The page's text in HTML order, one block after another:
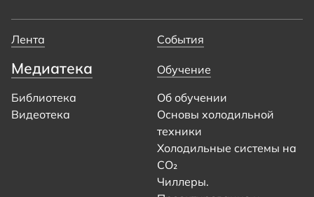
Лента События
Медиатека
Библиотека
Видеотека
Обучение
Об обучении
Основы холодильной
техники
Холодильные системы на
CO₂
Чиллеры.